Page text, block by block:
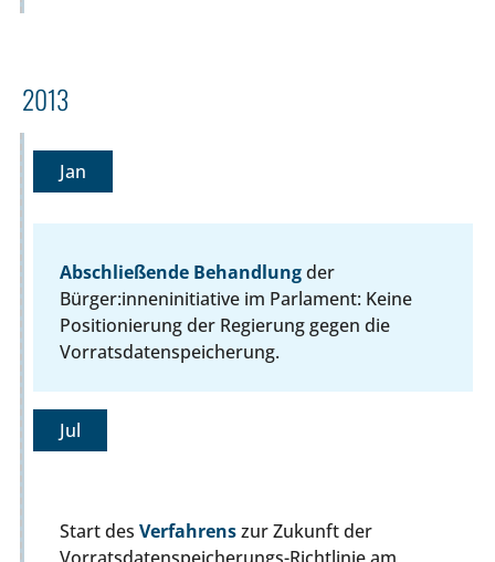
2013
Jan
Abschließende Behandlungder
Bürger:inneninitiative im Parlament: Keine
Positionierung der Regierung gegen die
Vorratsdatenspeicherung.
Jul
Start des Verfahrenszur Zukunft der